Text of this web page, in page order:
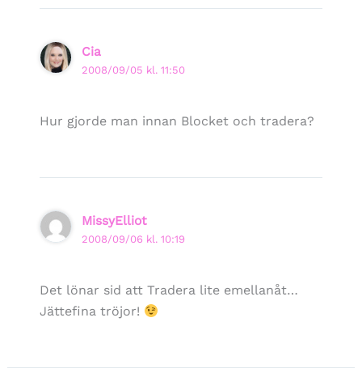
Cia
2008/09/05 kl. 11:50
Hur gjorde man innan Blocket och tradera?
MissyElliot
2008/09/06 kl. 10:19
Det lönar sid att Tradera lite emellanåt…
Jättefina tröjor!